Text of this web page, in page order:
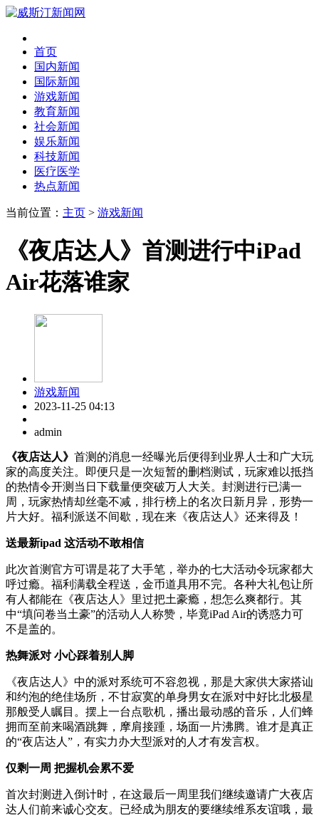
首页
国内新闻
国际新闻
游戏新闻
教育新闻
社会新闻
娱乐新闻
科技新闻
医疗医学
热点新闻
当前位置： 主页 > 游戏新闻
《夜店达人》首测进行中iPad
Air花落谁家
游戏新闻
2023-11-25 04:13
admin
《夜店达人》 首测的消息一经曝光后便得到业界人士和广大玩
家的高度关注。即便只是一次短暂的删档测试，玩家难以抵挡
的热情令开测当日下载量便突破万人大关。封测进行已满一
周，玩家热情却丝毫不减，排行榜上的名次日新月异，形势一
片大好。福利派送不间歇，现在来《夜店达人》还来得及！
送最新ipad 这活动不敢相信
此次首测官方可谓是花了大手笔，举办的七大活动令玩家都大
呼过瘾。福利满载全程送，金币道具用不完。各种大礼包让所
有人都能在《夜店达人》里过把土豪瘾，想怎么爽都行。其
中“填问卷当土豪”的活动人人称赞，毕竟iPad Air的诱惑力可
不是盖的。
热舞派对 小心踩着别人脚
《夜店达人》中的派对系统可不容忽视，那是大家供大家搭讪
和约泡的绝佳场所，不甘寂寞的单身男女在派对中好比北极星
那般受人瞩目。摆上一台点歌机，播出最动感的音乐，人们蜂
拥而至前来喝酒跳舞，摩肩接踵，场面一片沸腾。谁才是真正
的“夜店达人”，有实力办大型派对的人才有发言权。
仅剩一周 把握机会累不爱
首次封测进入倒计时，在这最后一周里我们继续邀请广大夜店
达人们前来诚心交友。已经成为朋友的要继续维系友谊哦，最